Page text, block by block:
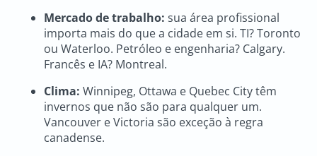
Mercado de trabalho: sua área profissional
importa mais do que a cidade em si. TI? Toronto
ou Waterloo. Petróleo e engenharia? Calgary.
Francês e IA? Montreal.
Clima: Winnipeg, Ottawa e Quebec City têm
invernos que não são para qualquer um.
Vancouver e Victoria são exceção à regra
canadense.